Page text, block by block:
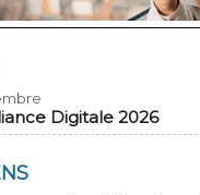
Digitale 2026